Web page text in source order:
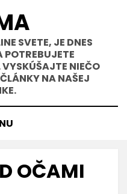
SVETE, JE DNES
POTREBUJETE
NIEČO
NA NAŠEJ
OČAMI